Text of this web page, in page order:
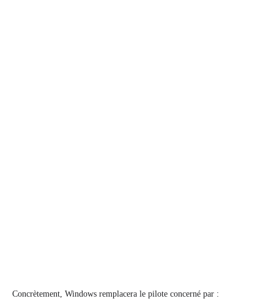
Concrètement, Windows remplacera le pilote concerné par :